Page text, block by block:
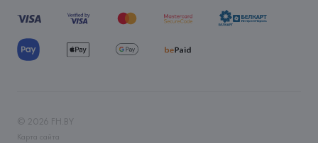
© 2026 FH.BY
Карта сайта